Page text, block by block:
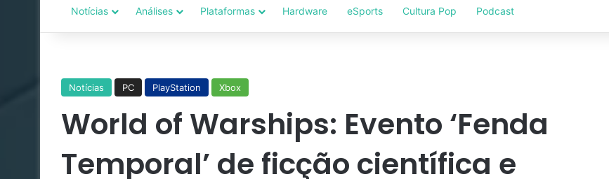
Notícias Análises Plataformas Hardware eSports Cultura Pop Podcast
Notícias PC PlayStation Xbox
World of Warships: Evento ‘Fenda
Temporal’ de ficção científica e